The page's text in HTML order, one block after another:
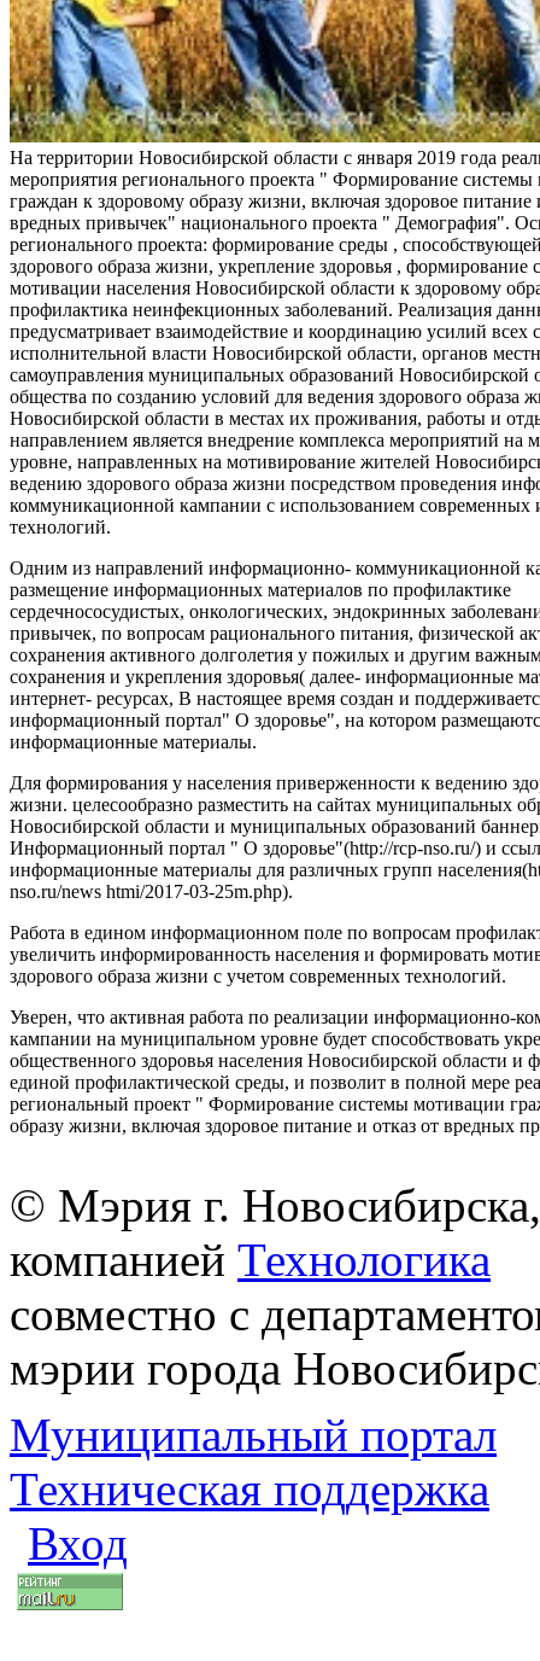
На территории Новосибирской области с января 2019 года
мероприятия регионального проекта " Формирование
граждан к здоровому образу жизни, включая здоровое питание
вредных привычек" национального проекта " Демография".
регионального проекта: формирование среды ,
здорового образа жизни, укрепление здоровья , формирование
мотивации населения Новосибирской области к здоровому
профилактика неинфекционных заболеваний. Реализация
предусматривает взаимодействие и координацию усилий всех
исполнительной власти Новосибирской области, органов
самоуправления муниципальных образований Новосибирской
общества по созданию условий для ведения здорового образа
Новосибирской области в местах их проживания, работы и
направлением является внедрение комплекса мероприятий на
уровне, направленных на мотивирование жителей
ведению здорового образа жизни посредством проведения
коммуникационной кампании с использованием
технологий.
Одним из направлений информационно- коммуникационной
размещение информационных материалов по профилактике
сердечнососудистых, онкологических, эндокринных
привычек, по вопросам рационального питания, физической
сохранения активного долголетия у пожилых и другим
сохранения и укрепления здоровья( далее- информационные
интернет- ресурсах, В настоящее время создан и
информационный портал" О здоровье", на котором
информационные материалы.
Для формирования у населения приверженности к ведению
жизни. целесообразно разместить на сайтах муниципальных
Новосибирской области и муниципальных образований
Информационный портал " О здоровье"(http://rcp-nso.ru/) и
информационные материалы для различных групп
nso.ru/news htmi/2017-03-25m.php).
Работа в едином информационном поле по вопросам
увеличить информированность населения и формировать
здорового образа жизни с учетом современных технологий.
Уверен, что активная работа по реализации информационно-
кампании на муниципальном уровне будет способствовать
общественного здоровья населения Новосибирской области и
единой профилактической среды, и позволит в полной мере
региональный проект " Формирование системы мотивации
образу жизни, включая здоровое питание и отказ от вредных
© Мэрия г.
компанией Технологика
совместно с
мэрии города
Муниципальный портал
Техническая поддержка
Вход